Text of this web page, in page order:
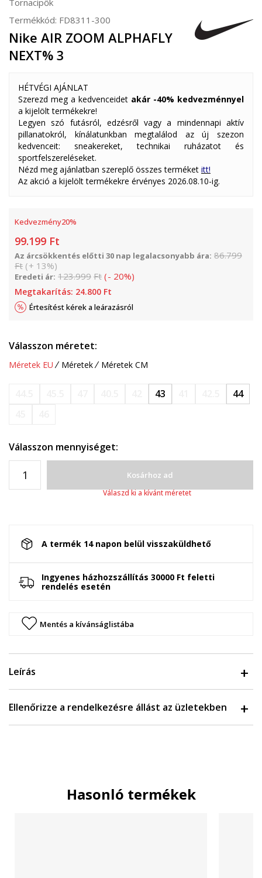
Tornacipők
Termékkód: FD8311-300
Nike AIR ZOOM ALPHAFLY
NEXT% 3
HÉTVÉGI AJÁNLAT
Szerezd meg a kedvenceidet akár -40% kedvezménnyel
a kijelölt termékekre!
Legyen szó futásról, edzésről vagy a mindennapi aktív
pillanatokról, kínálatunkban megtalálod az új szezon
kedvenceit: sneakereket, technikai ruházatot és
sportfelszereléseket.
Nézd meg ajánlatban szereplő összes terméket itt!
Az akció a kijelölt termékekre érvényes 2026.08.10-ig.
Kedvezmény20%
99.199 Ft
Az árcsökkentés előtti 30 nap legalacsonyabb ára: 86.799
Ft (+ 13%)
Eredeti ár: 123.999 Ft (- 20%)
Megtakarítás: 24.800 Ft
Értesítést kérek a leárazásról
Válasszon méretet:
Méretek EU Méretek Méretek CM
43
44
Válasszon mennyiséget:
Kosárhoz ad
Válaszd ki a kívánt méretet
A termék 14 napon belül visszaküldhető
Ingyenes házhozszállítás 30000 Ft feletti
rendelés esetén
Mentés a kívánságlistába
Leírás
Ellenőrizze a rendelkezésre állást az üzletekben
Hasonló termékek